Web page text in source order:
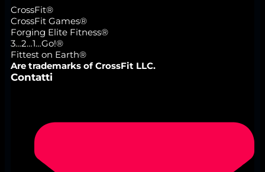
CrossFit®
CrossFit Games®
Forging Elite Fitness®
3…2…1…Go!®
Fittest on Earth®
Are trademarks of CrossFit LLC.
Contatti